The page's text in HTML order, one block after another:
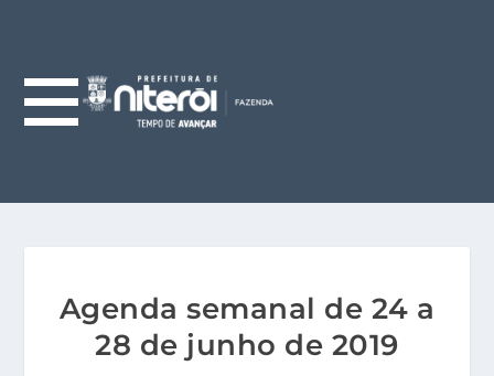
Agenda semanal de 24 a
28 de junho de 2019